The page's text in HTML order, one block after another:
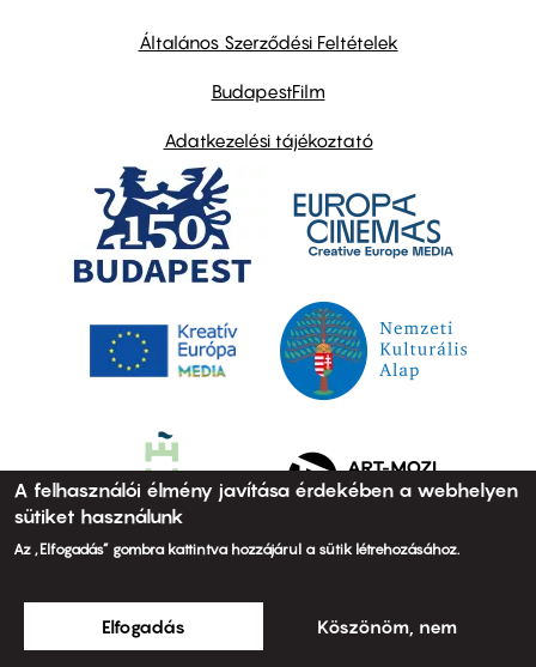
Általános Szerződési Feltételek
BudapestFilm
Adatkezelési tájékoztató
A felhasználói élmény javítása érdekében a webhelyen
sütiket használunk
Az „Elfogadás” gombra kattintva hozzájárul a sütik létrehozásához.
Elfogadás Köszönöm, nem